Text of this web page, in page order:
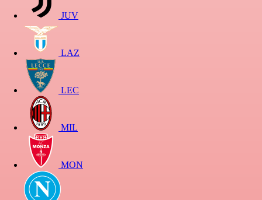
JUV
LAZ
LEC
MIL
MON